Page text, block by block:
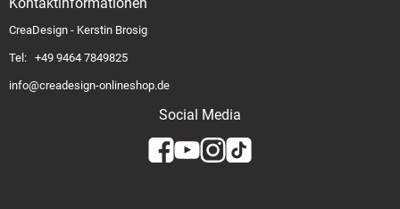
CreaDesign - Kerstin Brosig
Tel: +49 9464 7849825
info@creadesign-onlineshop.de
Social Media